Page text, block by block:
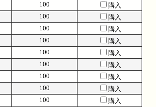
100
購入
100
購入
100
購入
100
購入
100
購入
100
購入
100
購入
100
購入
100
購入